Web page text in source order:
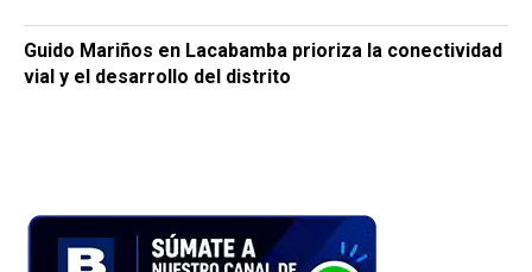
Guido Mariños en Lacabamba prioriza la conectividad
vial y el desarrollo del distrito